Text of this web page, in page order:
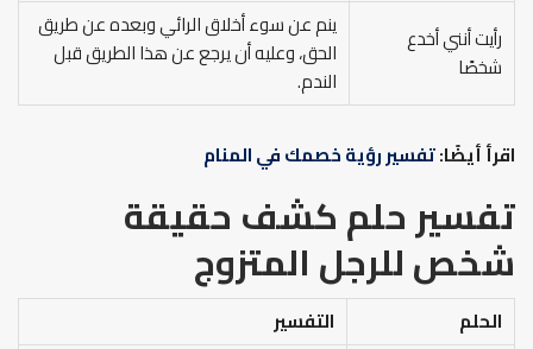
رأيت أنني أخدع
شخصًا
ينم عن سوء أخلاق الرائي وبعده عن طريق
الحق، وعليه أن يرجع عن هذا الطريق قبل
الندم.
اقرأ أيضًا:تفسير رؤية خصمك في المنام
تفسير حلم كشف حقيقة
شخص للرجل المتزوج
الحلم
التفسير